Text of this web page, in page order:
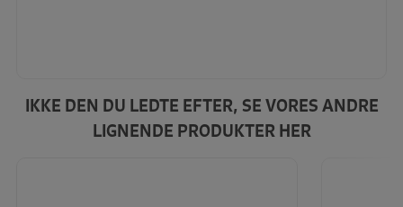
IKKE DEN DU LEDTE EFTER, SE VORES ANDRE
LIGNENDE PRODUKTER HER